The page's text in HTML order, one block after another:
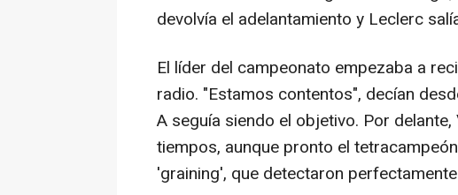
devolvía el adelantamiento y Leclerc
El líder del campeonato empezaba a
radio. "Estamos contentos", decían
A seguía siendo el objetivo. Por
tiempos, aunque pronto el
'graining', que detectaron